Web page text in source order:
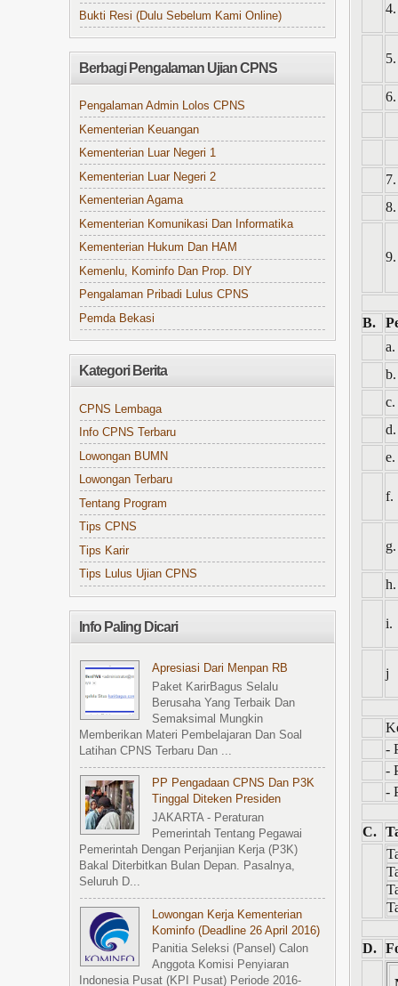
4.
5.
6.
7.
8.
9.
B.
a.
b.
c.
d.
e.
f.
g.
h.
i.
j
-
-
-
C.
D.
Bukti Resi (Dulu Sebelum Kami Online)
Berbagi Pengalaman Ujian CPNS
Pengalaman Admin Lolos CPNS
Kementerian Keuangan
Kementerian Luar Negeri 1
Kementerian Luar Negeri 2
Kementerian Agama
Kementerian Komunikasi Dan Informatika
Kementerian Hukum Dan HAM
Kemenlu, Kominfo Dan Prop. DIY
Pengalaman Pribadi Lulus CPNS
Pemda Bekasi
Kategori Berita
CPNS Lembaga
Info CPNS Terbaru
Lowongan BUMN
Lowongan Terbaru
Tentang Program
Tips CPNS
Tips Karir
Tips Lulus Ujian CPNS
Info Paling Dicari
Apresiasi Dari Menpan RB
Paket KarirBagus Selalu
Berusaha Yang Terbaik Dan
Semaksimal Mungkin
Memberikan Materi Pembelajaran Dan Soal
Latihan CPNS Terbaru Dan ...
PP Pengadaan CPNS Dan P3K
Tinggal Diteken Presiden
JAKARTA - Peraturan
Pemerintah Tentang Pegawai
Pemerintah Dengan Perjanjian Kerja (P3K)
Bakal Diterbitkan Bulan Depan. Pasalnya,
Seluruh D...
Lowongan Kerja Kementerian
Kominfo (Deadline 26 April 2016)
Panitia Seleksi (Pansel) Calon
Anggota Komisi Penyiaran
Indonesia Pusat (KPI Pusat) Periode 2016-